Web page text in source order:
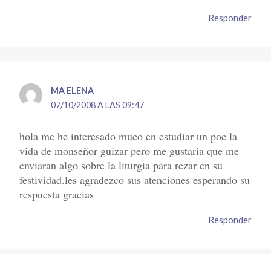
Responder
MA ELENA
07/10/2008 A LAS 09:47
hola me he interesado muco en estudiar un poc la
vida de monseñor guizar pero me gustaria que me
enviaran algo sobre la liturgia para rezar en su
festividad.les agradezco sus atenciones esperando su
respuesta gracias
Responder